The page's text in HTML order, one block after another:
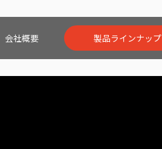
会社概要 製品ラインナップ